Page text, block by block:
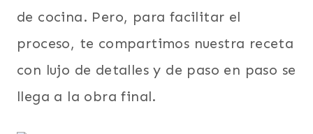
de cocina. Pero, para facilitar el
proceso, te compartimos nuestra receta
con lujo de detalles y de paso en paso se
llega a la obra final.